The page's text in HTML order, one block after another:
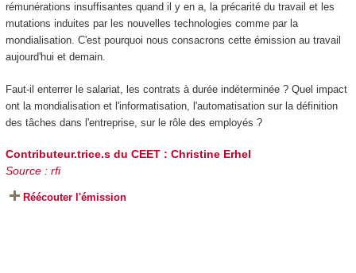
rémunérations insuffisantes quand il y en a, la précarité du travail et les
mutations induites par les nouvelles technologies comme par la
mondialisation. C'est pourquoi nous consacrons cette émission au travail
aujourd'hui et demain.
Faut-il enterrer le salariat, les contrats à durée indéterminée ? Quel impact
ont la mondialisation et l'informatisation, l'automatisation sur la définition
des tâches dans l'entreprise, sur le rôle des employés ?
Contributeur.trice.s du CEET : Christine Erhel
Source : rfi
Réécouter l'émission